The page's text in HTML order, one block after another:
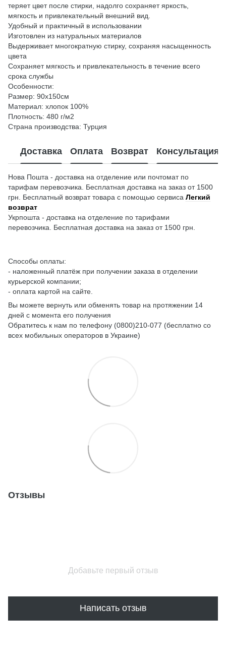
теряет цвет после стирки, надолго сохраняет яркость,
мягкость и привлекательный внешний вид.
Удобный и практичный в использовании
Изготовлен из натуральных материалов
Выдерживает многократную стирку, сохраняя насыщенность
цвета
Сохраняет мягкость и привлекательность в течение всего
срока службы
Особенности:
Размер: 90х150см
Материал: хлопок 100%
Плотность: 480 г/м2
Страна производства: Турция
Доставка Оплата Возврат Консультация
Нова Пошта - доставка на отделение или почтомат по
тарифам перевозчика. Бесплатная доставка на заказ от 1500
грн. Бесплатный возврат товара с помощью сервиса Легкий
возврат
Укрпошта - доставка на отделение по тарифами
перевозчика. Бесплатная доставка на заказ от 1500 грн.
Способы оплаты:
- наложенный платёж при получении заказа в отделении
курьерской компании;
- оплата картой на сайте.
Вы можете вернуть или обменять товар на протяжении 14
дней с момента его получения
Обратитесь к нам по телефону (0800)210-077 (бесплатно со
всех мобильных операторов в Украине)
Отзывы
Добавьте первый отзыв
Написать отзыв